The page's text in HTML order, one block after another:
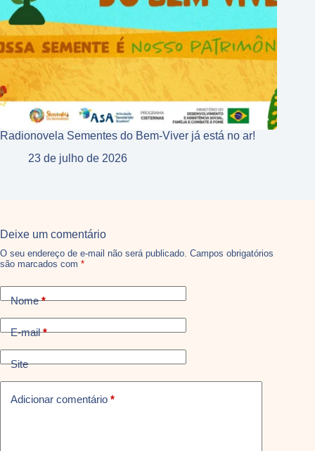
Radionovela Sementes do Bem-Viver já está no ar!
23 de julho de 2026
Deixe um comentário
O seu endereço de e-mail não será publicado. Campos obrigatórios
são marcados com *
Nome*
E-mail*
Site
Adicionar comentário *